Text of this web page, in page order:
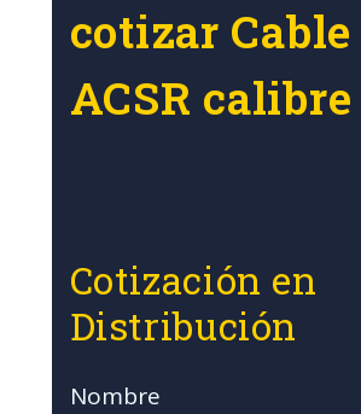
cotizar Cable
ACSR
Cotización en
Distribución
Nombre